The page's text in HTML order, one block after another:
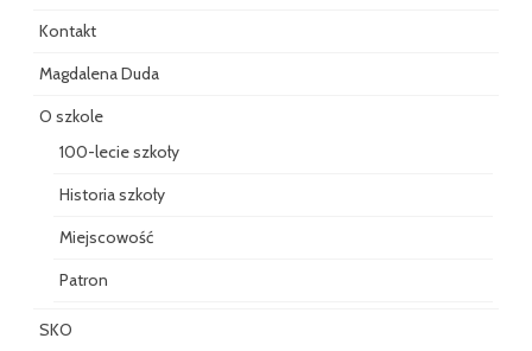
Kontakt
Magdalena Duda
O szkole
100-lecie szkoły
Historia szkoły
Miejscowość
Patron
SKO